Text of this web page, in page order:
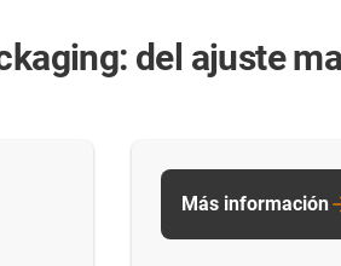
del ajuste
Más información